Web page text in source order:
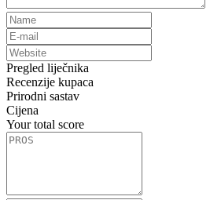
Pregled liječnika
Recenzije kupaca
Prirodni sastav
Cijena
Your total score